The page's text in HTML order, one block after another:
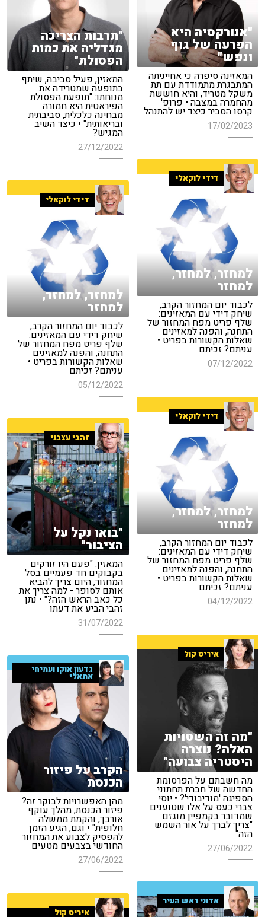
"אנורקסיה היא
הפרעה של גוף
ונפש"
המאזינה סיפרה כי אחייניתה
המתבגרת מתמודדת עם תת
משקל מטריד, והיא חוששת
מהחמרה במצבה • פרופ'
קרסו הסביר כיצד יש להתנהל
17/02/2023
"תרבות הצריכה
מגדליה את כמות
הפסולת"
המאזין, פעיל סביבה, שיתף
בתופעה שמטרידה את
מנוחתו: "תופעת הפסולת
הפיראטית היא חמורה
מבחינה כלכלית, סביבתית
ובריאותית" • כיצד השיב
המגיש?
27/12/2022
דידי לוקאלי
למחזר, למחזר,
למחזר
לכבוד יום המחזור הקרב,
שיחק דידי עם המאזינים:
שלף פריט מפח המחזור של
התחנה, והפנה למאזינים
שאלות הקשורות בפריט •
עניתם? זכיתם
07/12/2022
דידי לוקאלי
למחזר, למחזר,
למחזר
לכבוד יום המחזור הקרב,
שיחק דידי עם המאזינים:
שלף פריט מפח המחזור של
התחנה, והפנה למאזינים
שאלות הקשורות בפריט •
עניתם? זכיתם
05/12/2022
דידי לוקאלי
למחזר, למחזר,
למחזר
לכבוד יום המחזור הקרב,
שיחק דידי עם המאזינים:
שלף פריט מפח המחזור של
התחנה, והפנה למאזינים
שאלות הקשורות בפריט •
עניתם? זכיתם
04/12/2022
זהבי עצבני
"בואו נקל על
הציבור"
המאזין: "פעם היו זורקים
בקבוקים חד פעמיים בסל
המחזור, היום צריך להביא
אותם לסופר - למה צריך את
כל כאב הראש הזה?" • נתן
זהבי הביע את דעתו
31/07/2022
איריס קול
"מה זה השטויות
האלה? נוצרה
היסטריה צבועה"
מה חשבתם על הפרסומת
החדשה של חברת תחתוני
הספיגה 'מודיבודי'? • יוסי
צברי כעס על אלו שטוענים
שמדובר בקמפיין מוגזם:
"צריך לברך על אור השמש
הזה"
27/06/2022
גדעון אוקו ועמיחי
אתאלי
הקרב על פיזור
הכנסת
מהן האפשרויות לבוקר זה?
פיזור הכנסת, מהלך עוקף
אורבך, והקמת ממשלה
חלופית" • וגם, הגיע הזמן
להפסיק לצבוע את המחזור
החודשי בצבעים מטעים
27/06/2022
אדוני ראש העיר
איריס קול